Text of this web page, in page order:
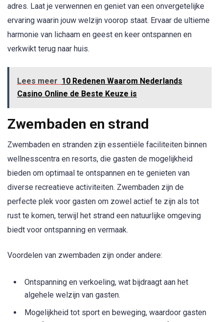
adres. Laat je verwennen en geniet van een onvergetelijke
ervaring waarin jouw welzijn voorop staat. Ervaar de ultieme
harmonie van lichaam en geest en keer ontspannen en
verkwikt terug naar huis.
Lees meer 10 Redenen Waarom Nederlands
Casino Online de Beste Keuze is
Zwembaden en strand
Zwembaden en stranden zijn essentiële faciliteiten binnen
wellnesscentra en resorts, die gasten de mogelijkheid
bieden om optimaal te ontspannen en te genieten van
diverse recreatieve activiteiten. Zwembaden zijn de
perfecte plek voor gasten om zowel actief te zijn als tot
rust te komen, terwijl het strand een natuurlijke omgeving
biedt voor ontspanning en vermaak.
Voordelen van zwembaden zijn onder andere:
Ontspanning en verkoeling, wat bijdraagt aan het
algehele welzijn van gasten.
Mogelijkheid tot sport en beweging, waardoor gasten